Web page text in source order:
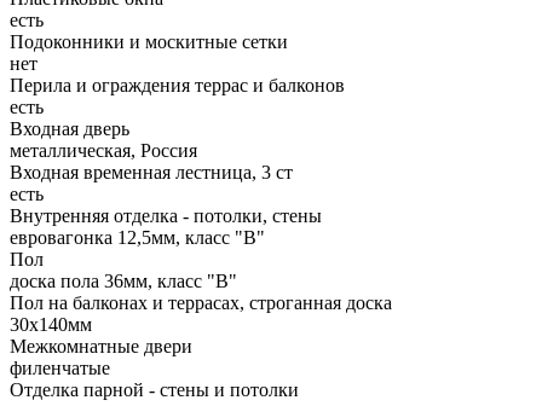
есть
Подоконники и москитные сетки
нет
Перила и ограждения террас и балконов
есть
Входная дверь
металлическая, Россия
Входная временная лестница, 3 ст
есть
Внутренняя отделка - потолки, стены
евровагонка 12,5мм, класс "В"
Пол
доска пола 36мм, класс "B"
Пол на балконах и террасах, строганная доска
30х140мм
Межкомнатные двери
филенчатые
Отделка парной - стены и потолки